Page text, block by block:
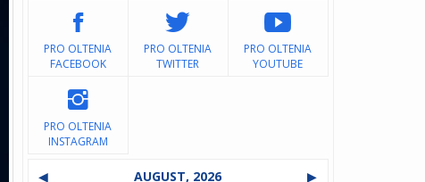
PRO OLTENIA
FACEBOOK
PRO OLTENIA
TWITTER
PRO OLTENIA
YOUTUBE
PRO OLTENIA
INSTAGRAM
◀ AUGUST, 2026 ▶